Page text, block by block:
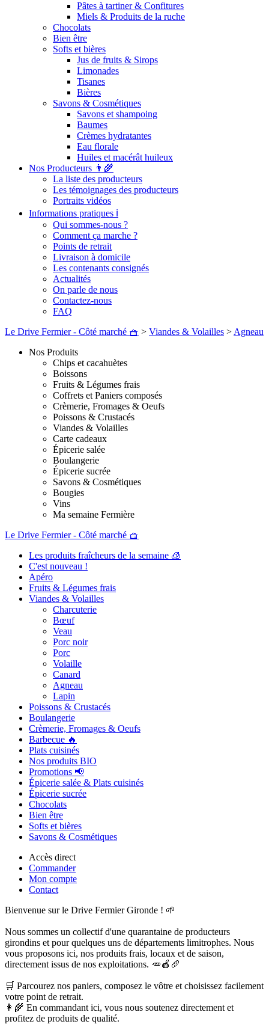
Pâtes à tartiner & Confitures
Miels & Produits de la ruche
Chocolats
Bien être
Softs et bières
Jus de fruits & Sirops
Limonades
Tisanes
Bières
Savons & Cosmétiques
Savons et shampoing
Baumes
Crèmes hydratantes
Eau florale
Huiles et macérât huileux
Nos Producteurs 👨‍🌾
La liste des producteurs
Les témoignages des producteurs
Portraits vidéos
Informations pratiques ℹ️
Qui sommes-nous ?
Comment ça marche ?
Points de retrait
Livraison à domicile
Les contenants consignés
Actualités
On parle de nous
Contactez-nous
FAQ
Le Drive Fermier - Côté marché 🧺 > Viandes & Volailles > Agneau
Nos Produits
Chips et cacahuètes
Boissons
Fruits & Légumes frais
Coffrets et Paniers composés
Crèmerie, Fromages & Oeufs
Poissons & Crustacés
Viandes & Volailles
Carte cadeaux
Épicerie salée
Boulangerie
Épicerie sucrée
Savons & Cosmétiques
Bougies
Vins
Ma semaine Fermière
Le Drive Fermier - Côté marché 🧺
Les produits fraîcheurs de la semaine 🧊
C'est nouveau !
Apéro
Fruits & Légumes frais
Viandes & Volailles
Charcuterie
Bœuf
Veau
Porc noir
Porc
Volaille
Canard
Agneau
Lapin
Poissons & Crustacés
Boulangerie
Crèmerie, Fromages & Oeufs
Barbecue 🔥
Plats cuisinés
Nos produits BIO
Promotions 📢
Épicerie salée & Plats cuisinés
Épicerie sucrée
Chocolats
Bien être
Softs et bières
Savons & Cosmétiques
Accès direct
Commander
Mon compte
Contact
Bienvenue sur le Drive Fermier Gironde ! 🌱
Nous sommes un collectif d'une quarantaine de producteurs
girondins et pour quelques uns de départements limitrophes. Nous
vous proposons ici, nos produits frais, locaux et de saison,
directement issus de nos exploitations. 🥕🍎🥖
🛒 Parcourez nos paniers, composez le vôtre et choisissez facilement
votre point de retrait.
👩‍🌾 En commandant ici, vous nous soutenez directement et
profitez de produits de qualité.